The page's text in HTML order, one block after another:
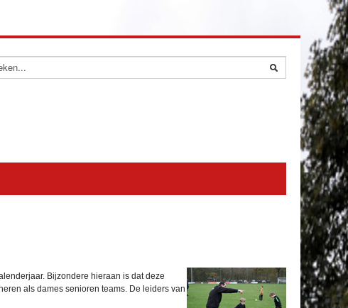
Bijzondere hieraan is dat deze
als dames senioren teams. De leiders van